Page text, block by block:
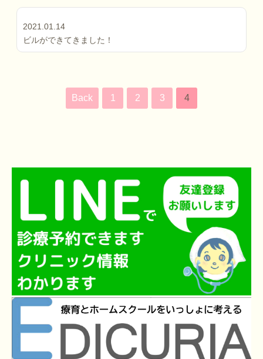
2021.01.14
ビルができてきました！
Back 1 2 3 4